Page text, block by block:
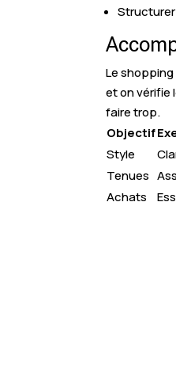
Le
et on vérifie
faire trop.
Objectif
Style
Tenues
Achats